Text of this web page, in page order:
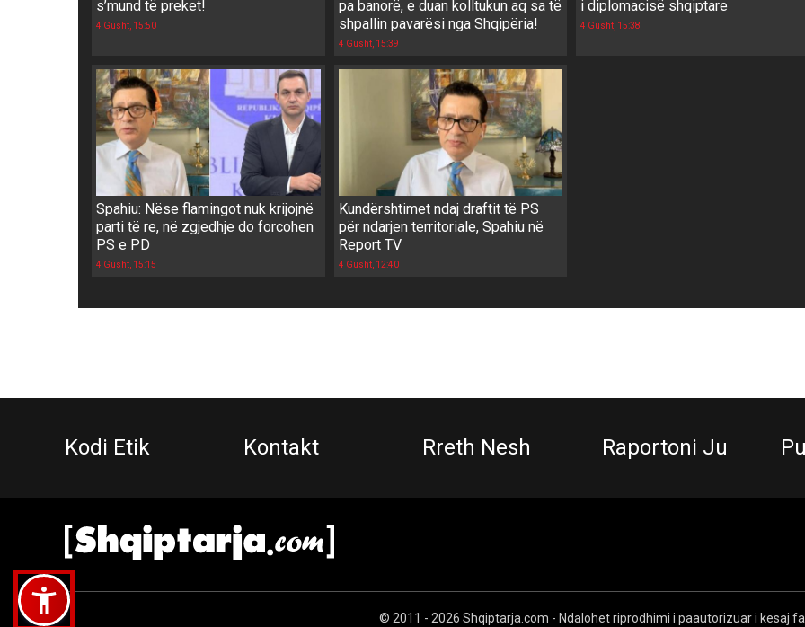
s’mund të preket!
4 Gusht, 15:50
pa banorë, e duan kolltukun aq sa të
shpallin pavarësi nga Shqipëria!
4 Gusht, 15:39
i diplomacisë shqiptare
4 Gusht, 15:38
Spahiu: Nëse flamingot nuk krijojnë
parti të re, në zgjedhje do forcohen
PS e PD
4 Gusht, 15:15
Kundërshtimet ndaj draftit të PS
për ndarjen territoriale, Spahiu në
Report TV
4 Gusht, 12:40
Kodi Etik Kontakt Rreth Nesh Raportoni Ju
© 2011 - 2026 Shqiptarja.com - Ndalohet riprodhimi i paautorizuar i kesaj